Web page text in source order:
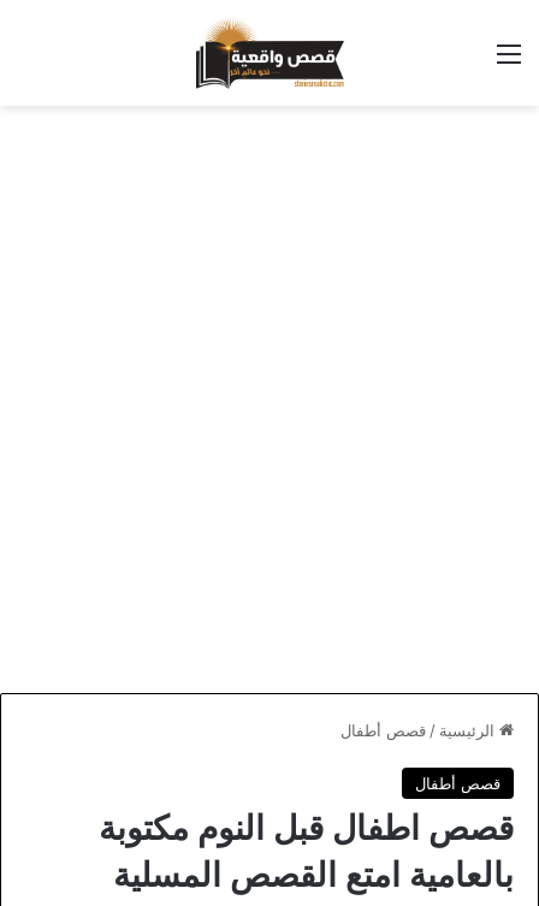
القائمة
الرئيسية / قصص أطفال
قصص أطفال
قصص اطفال قبل النوم مكتوبة
بالعامية امتع القصص المسلية